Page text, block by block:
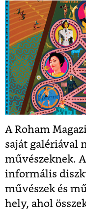
A Roham
saját galériával
művészeknek.
informális
művészek és
hely, ahol